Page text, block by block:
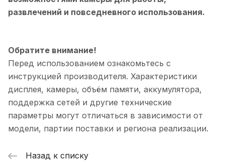
развлечений и повседневного использования.
Обратите внимание!
Перед использованием ознакомьтесь с
инструкцией производителя. Характеристики
дисплея, камеры, объём памяти, аккумулятора,
поддержка сетей и другие технические
параметры могут отличаться в зависимости от
модели, партии поставки и региона реализации.
Назад к списку